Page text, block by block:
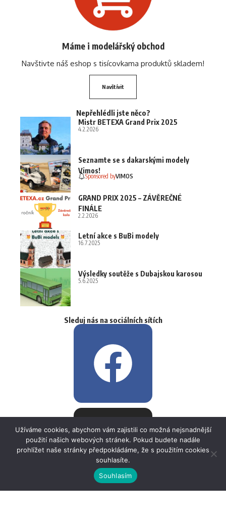
Máme i modelářský obchod
Navštivte náš eshop s tisícovkama produktů skladem!
Navštívit
Nepřehlédli jste něco?
Mistr BETEXA Grand Prix 2025
4.2.2026
Seznamte se s dakarskými modely
Vimos!
Sponsored byVIMOS
GRAND PRIX 2025 – ZÁVĚREČNÉ
FINÁLE
2.2.2026
Letní akce s BuBi modely
16.7.2025
Výsledky soutěže s Dubajskou karosou
5.6.2025
Sleduj nás na sociálních sítích
Užíváme cookies, abychom vám zajistili co možná nejsnadnější
použití našich webových stránek. Pokud budete nadále
prohlížet naše stránky předpokládáme, že s použitím cookies
souhlasíte.
Souhlasím